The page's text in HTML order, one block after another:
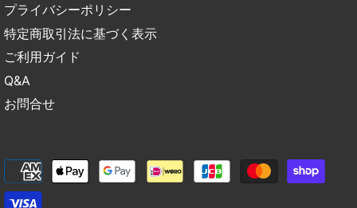
プライバシーポリシー
特定商取引法に基づく表示
ご利用ガイド
Q&A
お問合せ